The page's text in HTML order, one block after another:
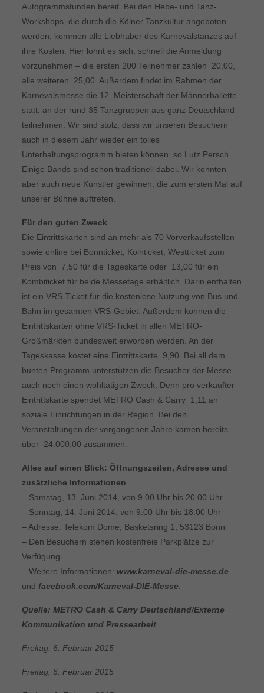
Autogrammstunden bereit. Bei den Hebe- und Tanz-
Workshops, die durch die Kölner Tanzkultur angeboten
werden, kommen alle Liebhaber des Karnevalstanzes auf
ihre Kosten. Hier lohnt es sich, schnell die Anmeldung
vorzunehmen – die ersten 200 Teilnehmer zahlen  20,00,
alle weiteren  25,00. Außerdem findet im Rahmen der
Karnevalsmesse die 12. Meisterschaft der Männerballette
statt, an der rund 35 Tanzgruppen aus ganz Deutschland
teilnehmen. Wir sind stolz, dass wir unseren Besuchern
auch in diesem Jahr wieder ein tolles
Unterhaltungsprogramm bieten können, so Lutz Persch.
Einige Bands sind schon traditionell dabei. Wir konnten
aber auch neue Künstler gewinnen, die zum ersten Mal auf
unserer Bühne auftreten.
Für den guten Zweck
Die Eintrittskarten sind an mehr als 70 Vorverkaufsstellen
sowie online bei Bonnticket, Kölnticket, Westticket zum
Preis von  7,50 für die Tageskarte oder  13,00 für ein
Kombiticket für beide Messetage erhältlich. Darin enthalten
ist ein VRS-Ticket für die kostenlose Nutzung von Bus und
Bahn im gesamten VRS-Gebiet. Außerdem können die
Eintrittskarten ohne VRS-Ticket in allen METRO-
Großmärkten bundesweit erworben werden. An der
Tageskasse kostet eine Eintrittskarte  9,90. Bei all dem
bunten Programm unterstützen die Besucher der Messe
auch noch einen wohltätigen Zweck. Denn pro verkaufter
Eintrittskarte spendet METRO Cash & Carry  1,11 an
soziale Einrichtungen in der Region. Bei den
Veranstaltungen der vergangenen Jahre kamen bereits
über  24.000,00 zusammen.
Alles auf einen Blick: Öffnungszeiten, Adresse und
zusätzliche Informationen
– Samstag, 13. Juni 2014, von 9.00 Uhr bis 20.00 Uhr
– Sonntag, 14. Juni 2014, von 9.00 Uhr bis 18.00 Uhr
– Adresse: Telekom Dome, Basketsring 1, 53123 Bonn
– Den Besuchern stehen kostenfreie Parkplätze zur
Verfügung
– Weitere Informationen: www.karneval-die-messe.de
und facebook.com/Karneval-DIE-Messe.
Quelle: METRO Cash & Carry Deutschland/Externe
Kommunikation und Pressearbeit
Freitag, 6. Februar 2015
Freitag, 6. Februar 2015